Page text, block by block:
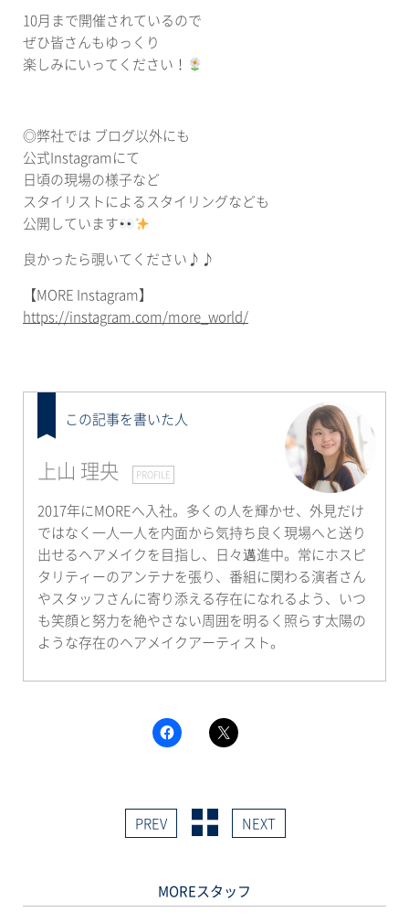
10月まで開催されているので
ぜひ皆さんもゆっくり
楽しみにいってください！
◎弊社では ブログ以外にも
公式Instagramにて
日頃の現場の様子など
スタイリストによるスタイリングなども
公開しています
良かったら覗いてください♪♪
【MORE Instagram】
https://instagram.com/more_world/
この記事を書いた人
上山 理央 PROFILE
2017年にMOREへ入社。多くの人を輝かせ、外見だけ
ではなく一人一人を内面から気持ち良く現場へと送り
出せるヘアメイクを目指し、日々邁進中。常にホスピ
タリティーのアンテナを張り、番組に関わる演者さん
やスタッフさんに寄り添える存在になれるよう、いつ
も笑顔と努力を絶やさない周囲を明るく照らす太陽の
ような存在のヘアメイクアーティスト。
F
a
k
共
に
は
ク
ク
リ
で
共
有
ウ
ィ
ン
PREV NEXT
MOREスタッフ